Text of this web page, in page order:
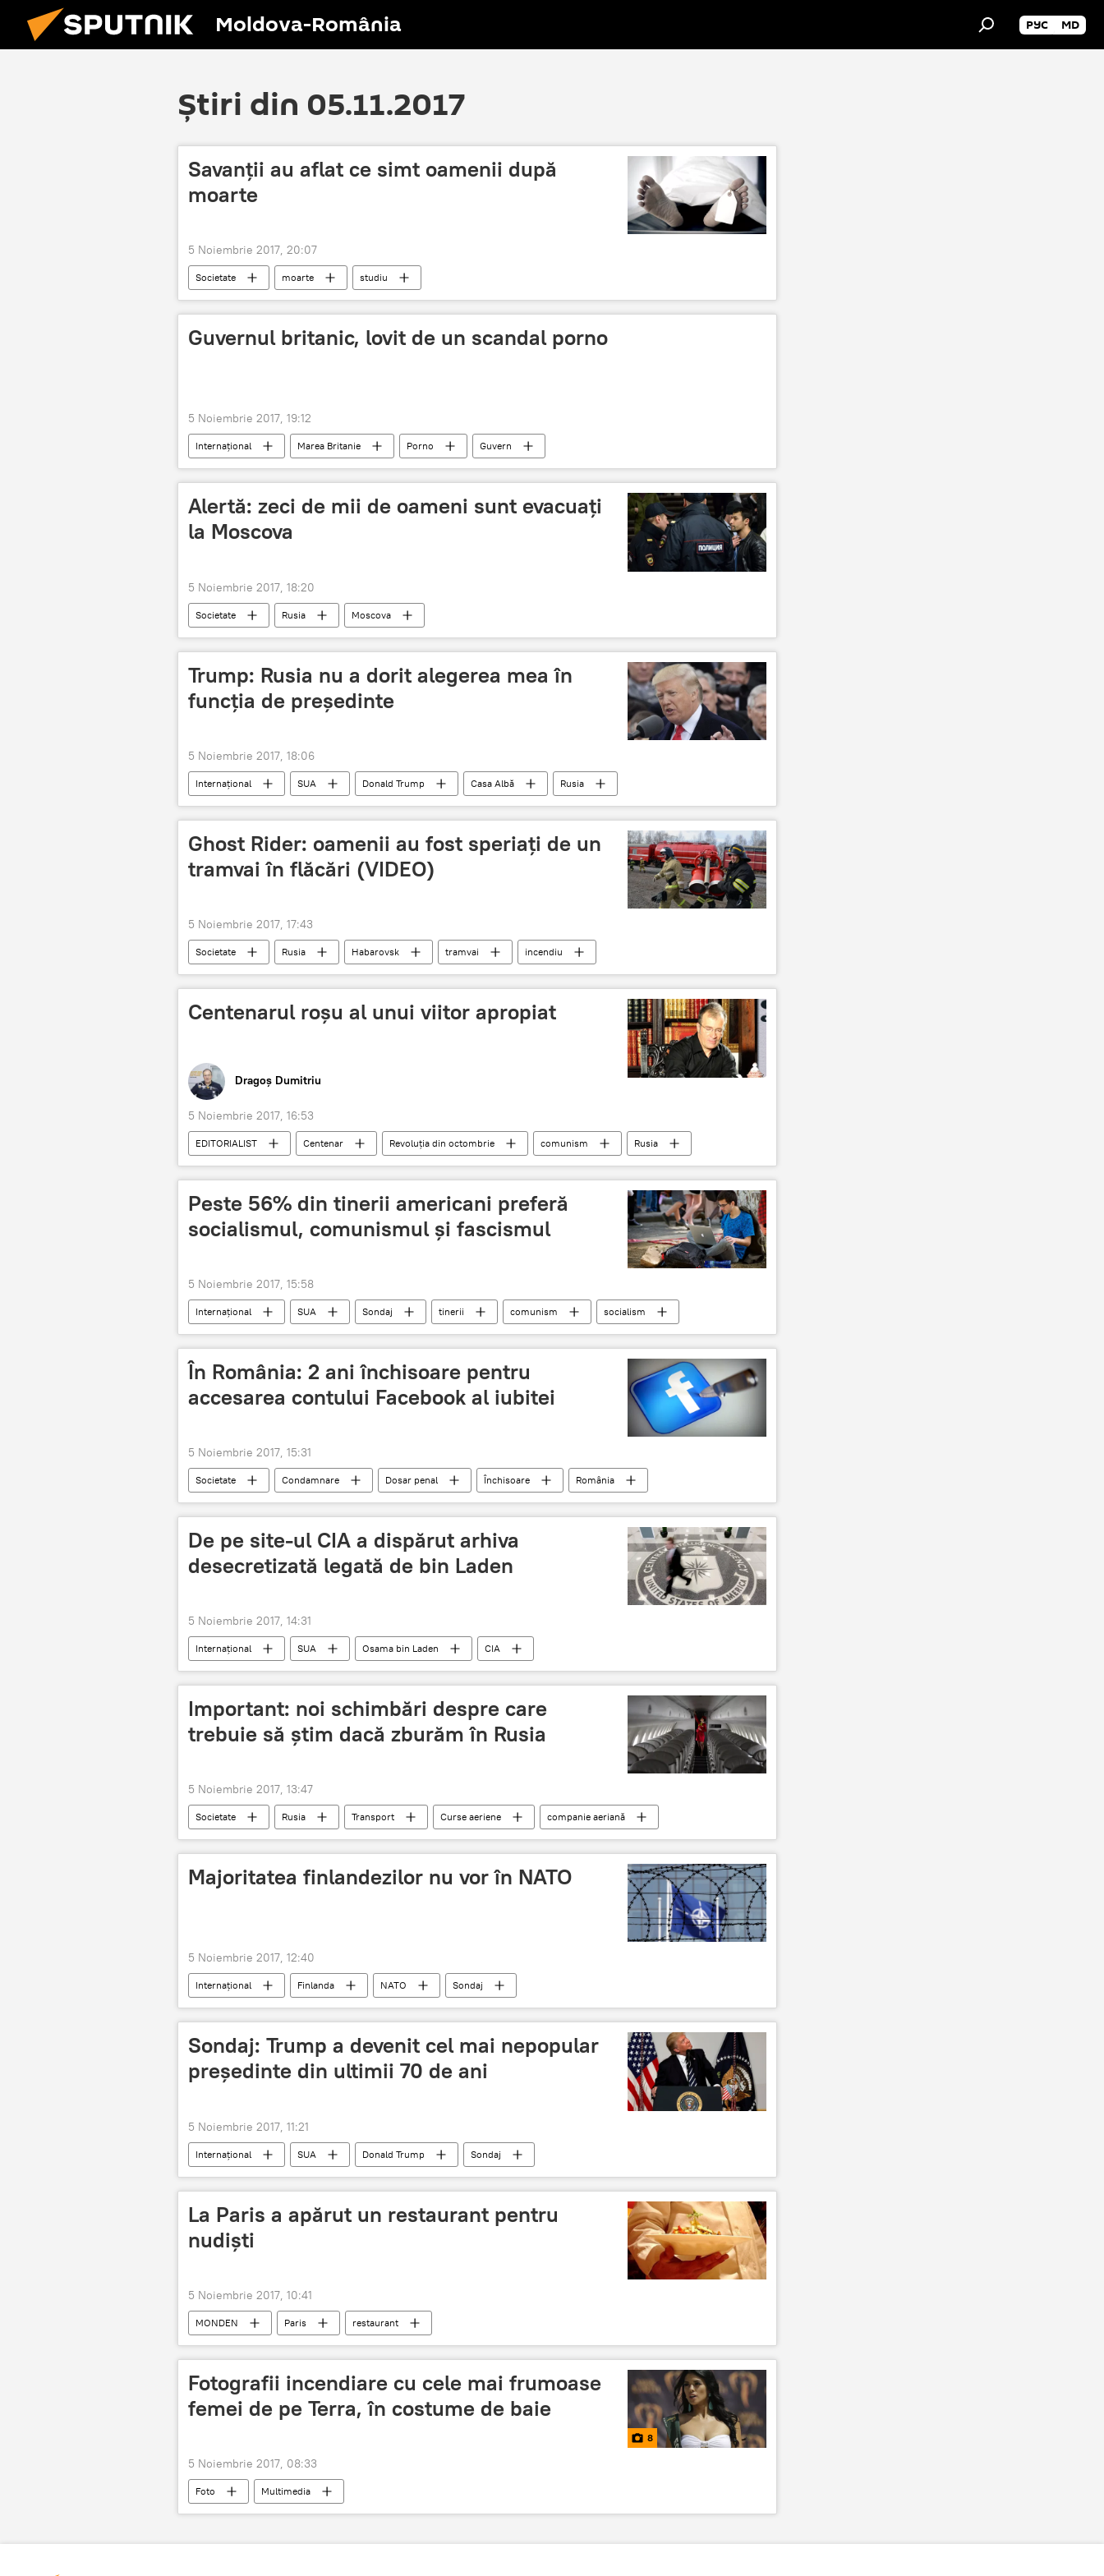
Moldova-România РУС MD
Știri din 05.11.2017
Savanții au aflat ce simt oamenii după
moarte
5 Noiembrie 2017, 20:07
Societate moarte studiu
Guvernul britanic, lovit de un scandal porno
5 Noiembrie 2017, 19:12
Internaţional Marea Britanie Porno Guvern
Alertă: zeci de mii de oameni sunt evacuați
la Moscova
5 Noiembrie 2017, 18:20
Societate Rusia Moscova
Trump: Rusia nu a dorit alegerea mea în
funcția de președinte
5 Noiembrie 2017, 18:06
Internaţional SUA Donald Trump Casa Albă
Rusia
Alegerile prezidențiale din SUA
Ghost Rider: oamenii au fost speriați de un
tramvai în flăcări (VIDEO)
5 Noiembrie 2017, 17:43
Societate Rusia Habarovsk tramvai incendiu
Centenarul roșu al unui viitor apropiat
Dragoș Dumitriu
5 Noiembrie 2017, 16:53
EDITORIALIST Centenar Revoluția din octombrie comunism Rusia
Peste 56% din tinerii americani preferă
socialismul, comunismul și fascismul
5 Noiembrie 2017, 15:58
Internaţional SUA Sondaj tinerii comunism
socialism
fascism
În România: 2 ani închisoare pentru
accesarea contului Facebook al iubitei
5 Noiembrie 2017, 15:31
Societate Condamnare Dosar penal Închisoare
România
Facebook
De pe site-ul CIA a dispărut arhiva
desecretizată legată de bin Laden
5 Noiembrie 2017, 14:31
Internaţional SUA Osama bin Laden CIA
Important: noi schimbări despre care
trebuie să știm dacă zburăm în Rusia
5 Noiembrie 2017, 13:47
Societate Rusia Transport Curse aeriene
companie aeriană
bagaj de mână
Majoritatea finlandezilor nu vor în NATO
5 Noiembrie 2017, 12:40
Internaţional Finlanda NATO Sondaj
Sondaj: Trump a devenit cel mai nepopular
președinte din ultimii 70 de ani
5 Noiembrie 2017, 11:21
Internaţional SUA Donald Trump Sondaj
La Paris a apărut un restaurant pentru
nudiști
5 Noiembrie 2017, 10:41
MONDEN Paris restaurant
Fotografii incendiare cu cele mai frumoase
femei de pe Terra, în costume de baie
8
5 Noiembrie 2017, 08:33
Foto Multimedia